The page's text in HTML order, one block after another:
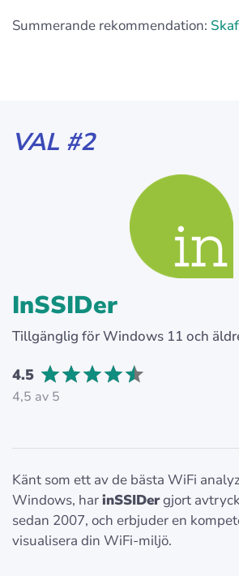
Summerande rekommendation:
VAL #2
InSSIDer
Tillgänglig för Windows 11 och
4.5
4,5 av 5
Känt som ett av de bästa WiFi
Windows, harinSSIDergjort
sedan 2007, och erbjuder en
visualisera din WiFi-miljö.